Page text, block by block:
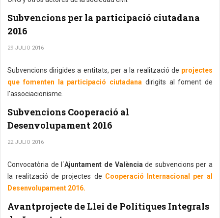
Subvencions per la participació ciutadana
2016
29 JULIO 2016
Subvencions dirigides a entitats, per a la realització de projectes
que fomenten la participació ciutadana dirigits al foment de
l'associacionisme.
Subvencions Cooperació al
Desenvolupament 2016
22 JULIO 2016
Convocatòria de l´Ajuntament de València de subvencions per a
la realització de projectes de Cooperació Internacional per al
Desenvolupament 2016.
Avantprojecte de Llei de Polítiques Integrals